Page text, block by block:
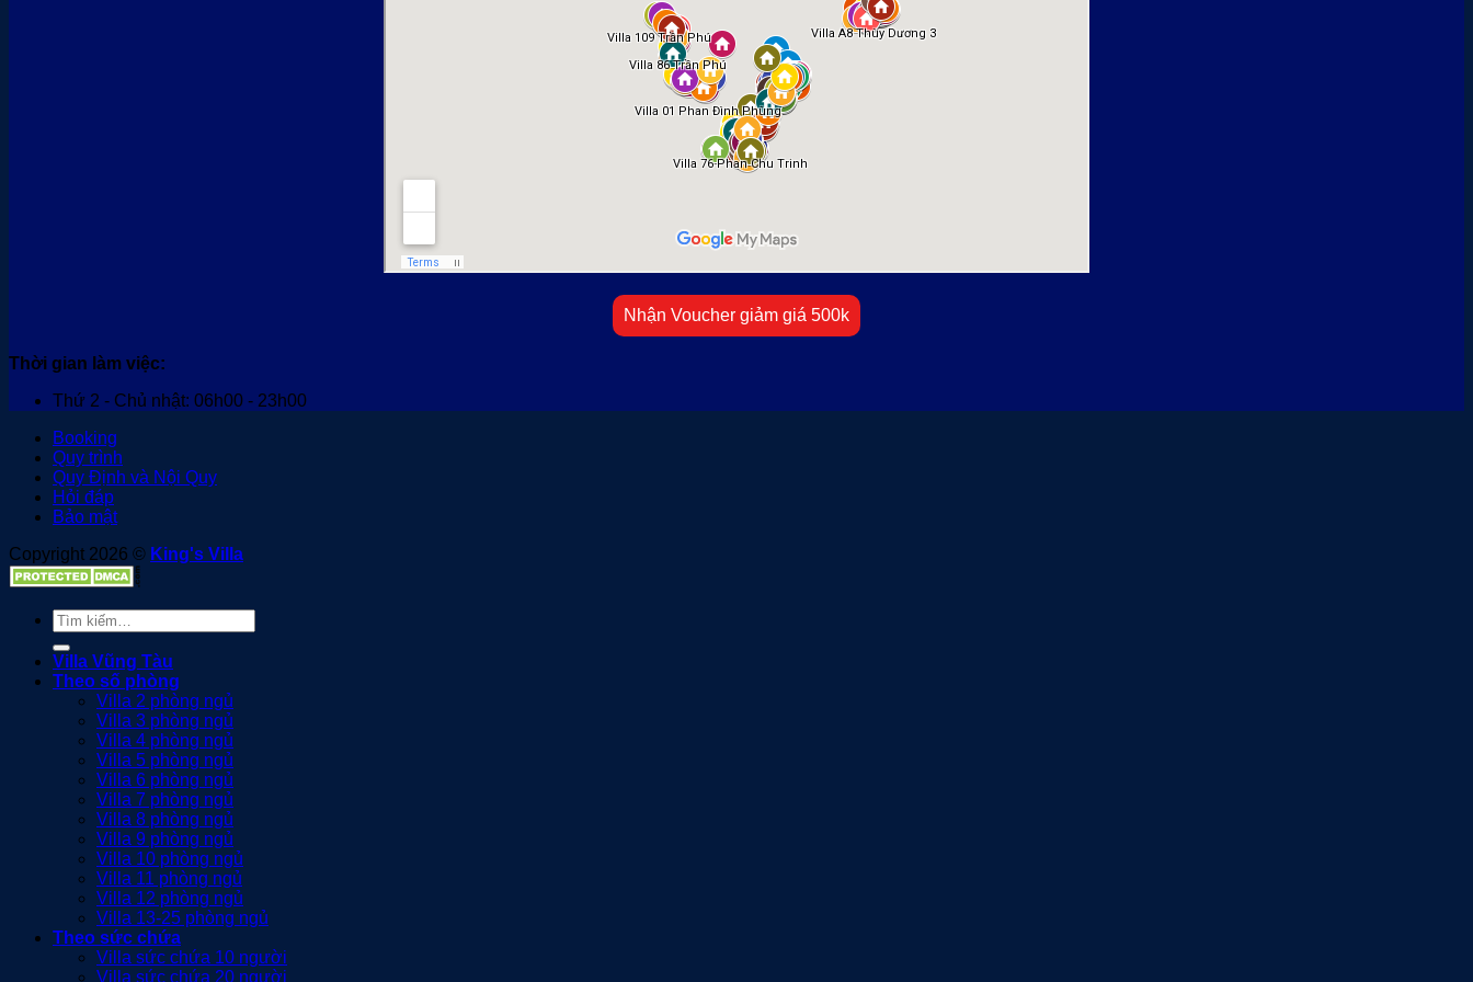
Nhận Voucher giảm giá 500k
Thời gian làm việc:
Thứ 2 - Chủ nhật: 06h00 - 23h00
Booking
Quy trình
Quy Định và Nội Quy
Hỏi đáp
Bảo mật
Copyright 2026 © King's Villa
Tìm
kiếm:
Villa Vũng Tàu
Theo số phòng
Villa 2 phòng ngủ
Villa 3 phòng ngủ
Villa 4 phòng ngủ
Villa 5 phòng ngủ
Villa 6 phòng ngủ
Villa 7 phòng ngủ
Villa 8 phòng ngủ
Villa 9 phòng ngủ
Villa 10 phòng ngủ
Villa 11 phòng ngủ
Villa 12 phòng ngủ
Villa 13-25 phòng ngủ
Theo sức chứa
Villa sức chứa 10 người
Villa sức chứa 20 người